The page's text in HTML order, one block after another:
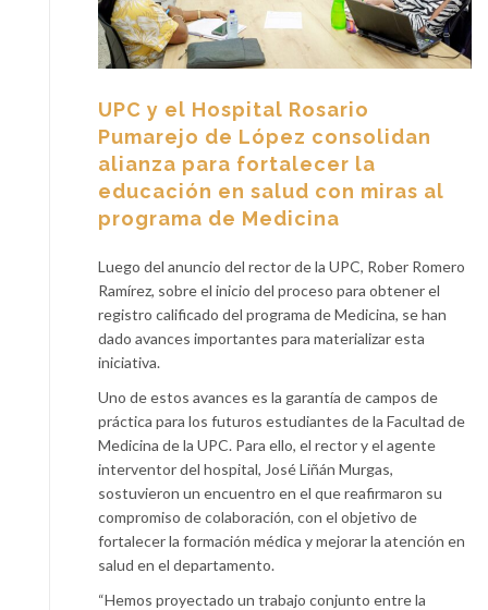
UPC y el Hospital Rosario
Pumarejo de López consolidan
alianza para fortalecer la
educación en salud con miras al
programa de Medicina
Luego del anuncio del rector de la UPC, Rober Romero
Ramírez, sobre el inicio del proceso para obtener el
registro calificado del programa de Medicina, se han
dado avances importantes para materializar esta
iniciativa.
Uno de estos avances es la garantía de campos de
práctica para los futuros estudiantes de la Facultad de
Medicina de la UPC. Para ello, el rector y el agente
interventor del hospital, José Liñán Murgas,
sostuvieron un encuentro en el que reafirmaron su
compromiso de colaboración, con el objetivo de
fortalecer la formación médica y mejorar la atención en
salud en el departamento.
“Hemos proyectado un trabajo conjunto entre la